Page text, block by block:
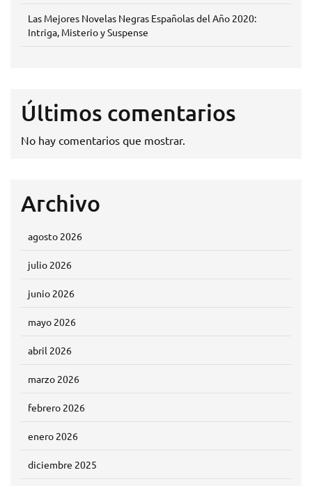
Las Mejores Novelas Negras Españolas del Año 2020:
Intriga, Misterio y Suspense
Últimos comentarios
No hay comentarios que mostrar.
Archivo
agosto 2026
julio 2026
junio 2026
mayo 2026
abril 2026
marzo 2026
febrero 2026
enero 2026
diciembre 2025